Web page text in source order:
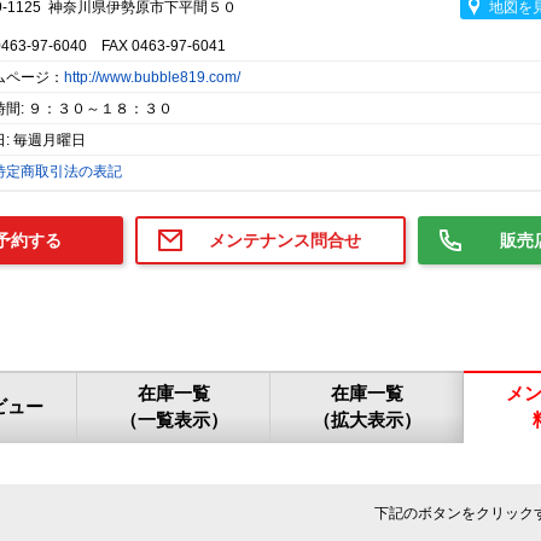
1125 神奈川県伊勢原市下平間５０ 地図を
97-6040 FAX 0463-97-6041
ページ： http://www.bubble819.com/
間: ９：３０～１８：３０
: 毎週月曜日
定商取引法の表記
約する メンテナンス問合せ 販売
ュー
在庫一覧
（一覧表示）
在庫一覧
（拡大表示）
メ
下記のボタンをクリック